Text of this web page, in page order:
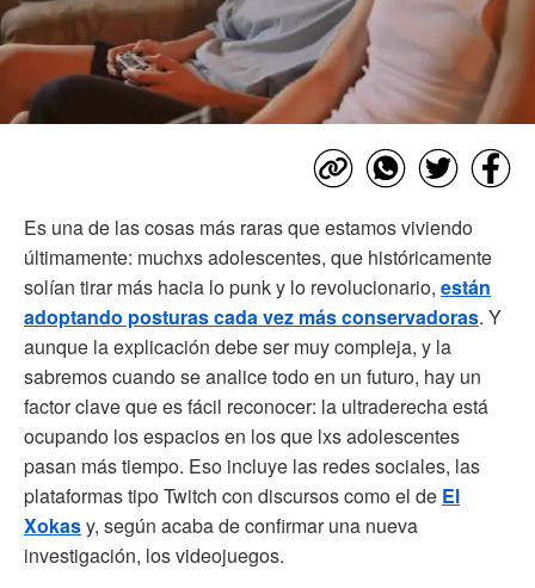
Es una de las cosas más raras que estamos viviendo
últimamente: muchxs adolescentes, que históricamente
solían tirar más hacia lo punk y lo revolucionario, están
adoptando posturas cada vez más conservadoras. Y
aunque la explicación debe ser muy compleja, y la
sabremos cuando se analice todo en un futuro, hay un
factor clave que es fácil reconocer: la ultraderecha está
ocupando los espacios en los que lxs adolescentes
pasan más tiempo. Eso incluye las redes sociales, las
plataformas tipo Twitch con discursos como el de El
Xokasy, según acaba de confirmar una nueva
investigación, los videojuegos.